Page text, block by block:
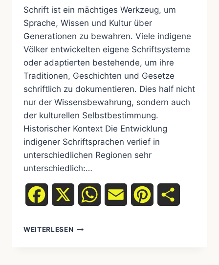
Schrift ist ein mächtiges Werkzeug, um
Sprache, Wissen und Kultur über
Generationen zu bewahren. Viele indigene
Völker entwickelten eigene Schriftsysteme
oder adaptierten bestehende, um ihre
Traditionen, Geschichten und Gesetze
schriftlich zu dokumentieren. Dies half nicht
nur der Wissensbewahrung, sondern auch
der kulturellen Selbstbestimmung.
Historischer Kontext Die Entwicklung
indigener Schriftsprachen verlief in
unterschiedlichen Regionen sehr
unterschiedlich:…
Facebook WhatsAppEmail Pinterest
WEITERLESEN ✍️